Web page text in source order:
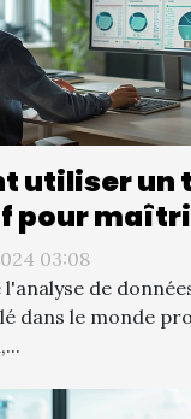
utiliser un
pour
données
03:08
de
dans le monde